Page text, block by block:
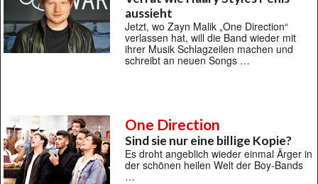
aussieht
Jetzt, wo Zayn Malik „One Direction“
verlassen hat, will die Band wieder mit
ihrer Musik Schlagzeilen machen und
schreibt an neuen Songs …
One Direction
Sind sie nur eine billige Kopie?
Es droht angeblich wieder einmal Ärger in
der schönen heilen Welt der Boy-Bands
…